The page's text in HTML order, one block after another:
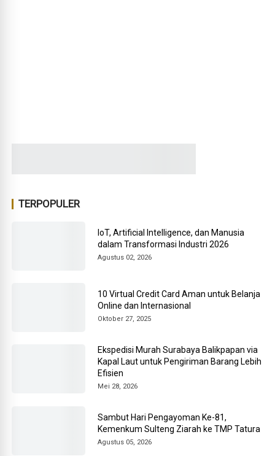
TERPOPULER
IoT, Artificial Intelligence, dan Manusia
dalam Transformasi Industri 2026
Agustus 02, 2026
10 Virtual Credit Card Aman untuk Belanja
Online dan Internasional
Oktober 27, 2025
Ekspedisi Murah Surabaya Balikpapan via
Kapal Laut untuk Pengiriman Barang Lebih
Efisien
Mei 28, 2026
Sambut Hari Pengayoman Ke-81,
Kemenkum Sulteng Ziarah ke TMP Tatura
Agustus 05, 2026